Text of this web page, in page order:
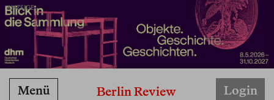
ANZEIGE
Berlin Review
Menü Login